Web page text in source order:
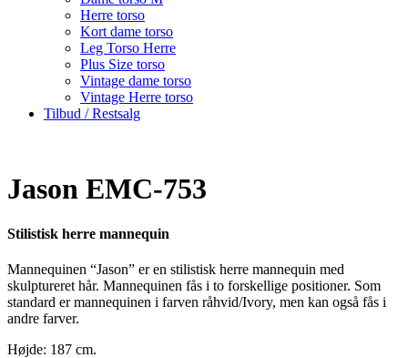
Herre torso
Kort dame torso
Leg Torso Herre
Plus Size torso
Vintage dame torso
Vintage Herre torso
Tilbud / Restsalg
Jason EMC-753
Stilistisk herre mannequin
Mannequinen “Jason” er en stilistisk herre mannequin med
skulptureret hår. Mannequinen fås i to forskellige positioner. Som
standard er mannequinen i farven råhvid/Ivory, men kan også fås i
andre farver.
Højde: 187 cm.